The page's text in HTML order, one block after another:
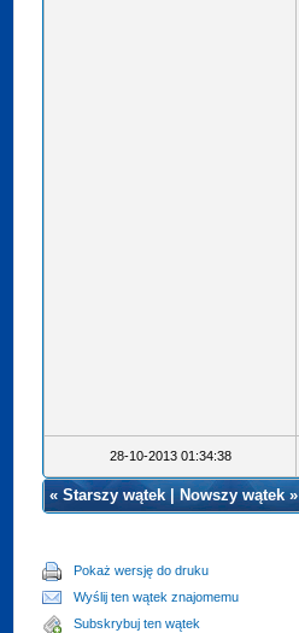
28-10-2013 01:34:38
«Starszy wątek Nowszy wątek»
Pokaż wersję do druku
Wyślij ten wątek znajomemu
Subskrybuj ten wątek